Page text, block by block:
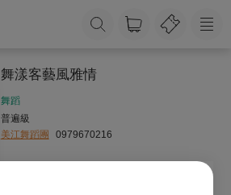
舞漾客藝風雅情
舞蹈
普遍級
美江舞蹈團
0979670216